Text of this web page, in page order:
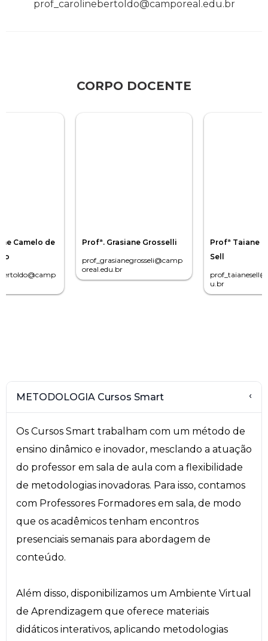
prof_carolinebertoldo@camporeal.edu.br
CORPO DOCENTE
Camelo de
Profª. Grasiane Grosselli
prof_grasianegrosseli@camp
oreal.edu.br
Profª Taiane
Sell
u.br
METODOLOGIA Cursos Smart ›
Os Cursos Smart trabalham com um método de
ensino dinâmico e inovador, mesclando a atuação
do professor em sala de aula com a flexibilidade
de metodologias inovadoras. Para isso, contamos
com Professores Formadores em sala, de modo
que os acadêmicos tenham encontros
presenciais semanais para abordagem de
conteúdo.
Além disso, disponibilizamos um Ambiente Virtual
de Aprendizagem que oferece materiais
didáticos interativos, aplicando metodologias